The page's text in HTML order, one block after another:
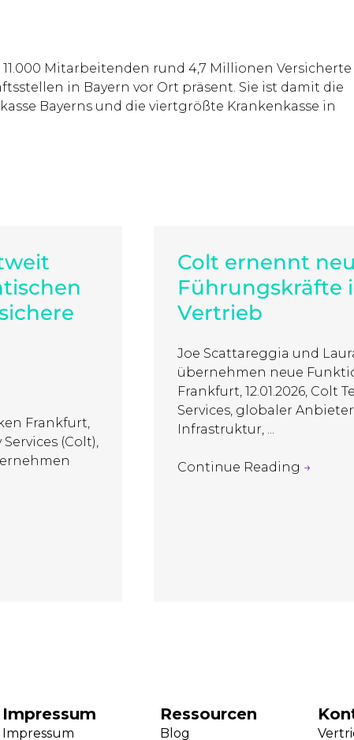
Mitarbeitenden rund 4,7 Millionen Versicherte
in Bayern vor Ort präsent. Sie ist damit die
Bayerns und die viertgrößte Krankenkasse in
Frankfurt,
(Colt),
Colt ernennt
Führungskräfte
Vertrieb
Joe Scattareggia und
übernehmen neue
Frankfurt, 12.01.2026, Colt
Services, globaler
Infrastruktur, ...
Continue Reading →
Impressum
Impressum
Ressourcen
Blog